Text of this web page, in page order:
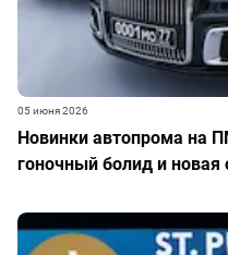
Новинки автопрома на
гоночный болид и новая
05 июня 2026